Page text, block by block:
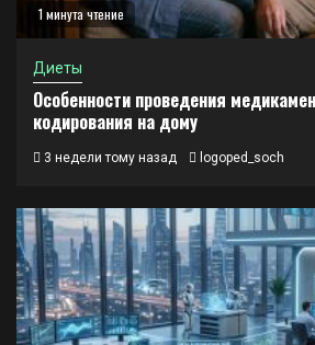
1 минута чтение
Диеты
Особенности проведения
кодирования на дому
3 недели тому назад logoped_soch